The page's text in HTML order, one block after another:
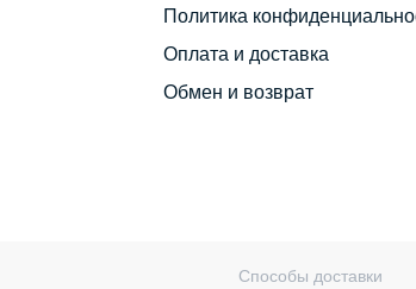
Политика
Оплата и доставка
Обмен и возврат
Способы доставки